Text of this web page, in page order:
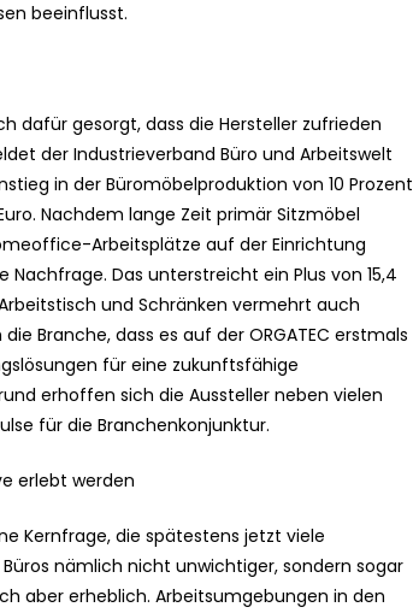
beeinflusst.
dafür gesorgt, dass die Hersteller zufrieden
der Industrieverband Büro und Arbeitswelt
in der Büromöbelproduktion von 10 Prozent
Nachdem lange Zeit primär Sitzmöbel
Arbeitsplätze auf der Einrichtung
Das unterstreicht ein Plus von 15,4
und Schränken vermehrt auch
Branche, dass es auf der ORGATEC erstmals
für eine zukunftsfähige
erhoffen sich die Aussteller neben vielen
für die Branchenkonjunktur.
erlebt werden
Kernfrage, die spätestens jetzt viele
nämlich nicht unwichtiger, sondern sogar
aber erheblich. Arbeitsumgebungen in den